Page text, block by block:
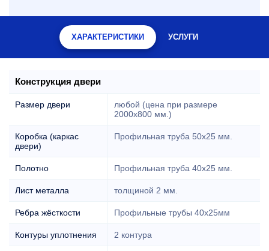
ХАРАКТЕРИСТИКИ УСЛУГИ
Конструкция двери
Размер двери
любой (цена при размере
2000x800 мм.)
Коробка (каркас
двери)
Профильная труба 50х25 мм.
Полотно Профильная труба 40х25 мм.
Лист металла толщиной 2 мм.
Ребра жёсткости Профильные трубы 40х25мм
Контуры уплотнения 2 контура